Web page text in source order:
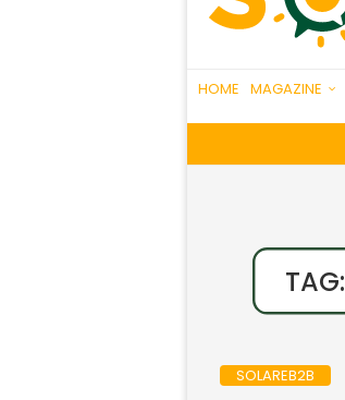
HOME MAGAZINE
TAG:
SOLAREB2B